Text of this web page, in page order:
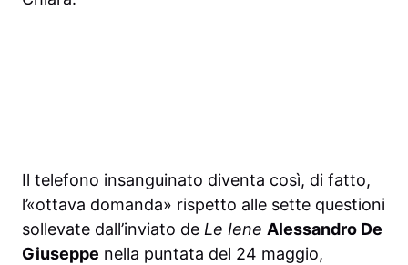
Il telefono insanguinato diventa così, di fatto,
l’«ottava domanda» rispetto alle sette questioni
sollevate dall’inviato de Le Iene Alessandro De
Giuseppe nella puntata del 24 maggio,